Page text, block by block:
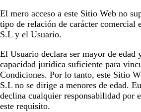
El mero acceso a este Sitio Web no
tipo de relación de carácter comercial
S.L y el Usuario.
El Usuario declara ser mayor de edad
capacidad jurídica suficiente para
Condiciones. Por lo tanto, este Sitio
S.L no se dirige a menores de edad.
declina cualquier responsabilidad por
este requisito.